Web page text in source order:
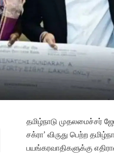
தமிழ்நாடு முதலமைச்சர்
சக்ரா’ விருது பெற்ற
பயங்கரவாதிகளுக்கு